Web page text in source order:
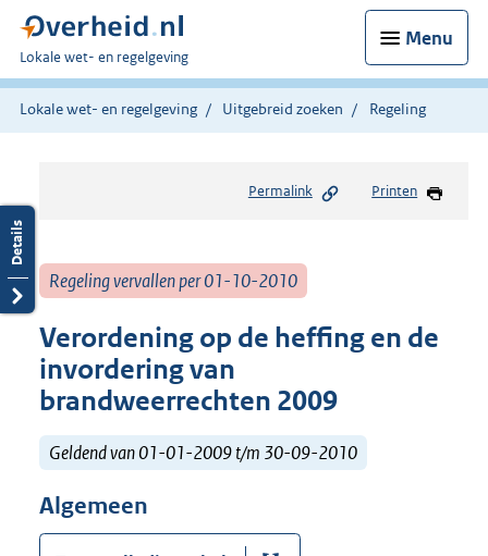
Menu
U
bent
hier:
Lokale wet- en regelgeving
Lokale wet- en regelgeving Uitgebreid zoeken Regeling
Permalink Printen
Regeling vervallen per 01-10-2010
Verordening op de heffing en de
invordering van
brandweerrechten 2009
Geldend van 01-01-2009 t/m 30-09-2010
Algemeen